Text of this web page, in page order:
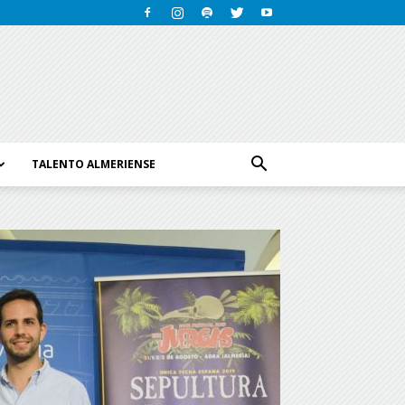
TALENTO ALMERIENSE